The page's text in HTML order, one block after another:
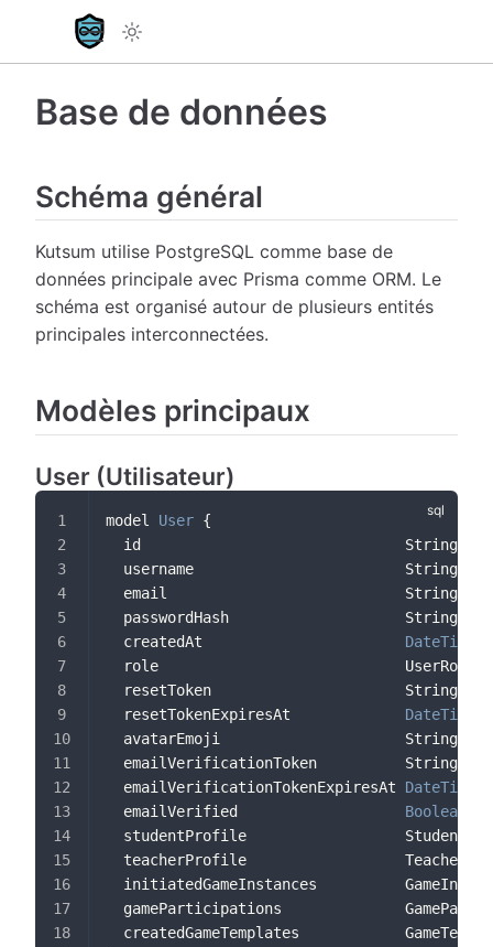
Base de données
Schéma général
Kutsum utilise PostgreSQL comme base de
données principale avec Prisma comme ORM. Le
schéma est organisé autour de plusieurs entités
principales interconnectées.
Modèles principaux
User (Utilisateur)
model User {
id
  username                        String
email
  passwordHash                    String?
  createdAt
DateTime
  role                            UserRole
resetToken
  resetTokenExpiresAt
DateTime
  avatarEmoji                     String?
emailVerificationToken
  emailVerificationTokenExpiresAt
DateTime
  emailVerified
Boolean
studentProfile
teacherProfile
initiatedGameInstances
gameParticipations
createdGameTemplates